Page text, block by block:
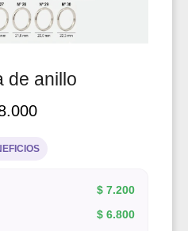
de anillo
$ 7.200
$ 6.800